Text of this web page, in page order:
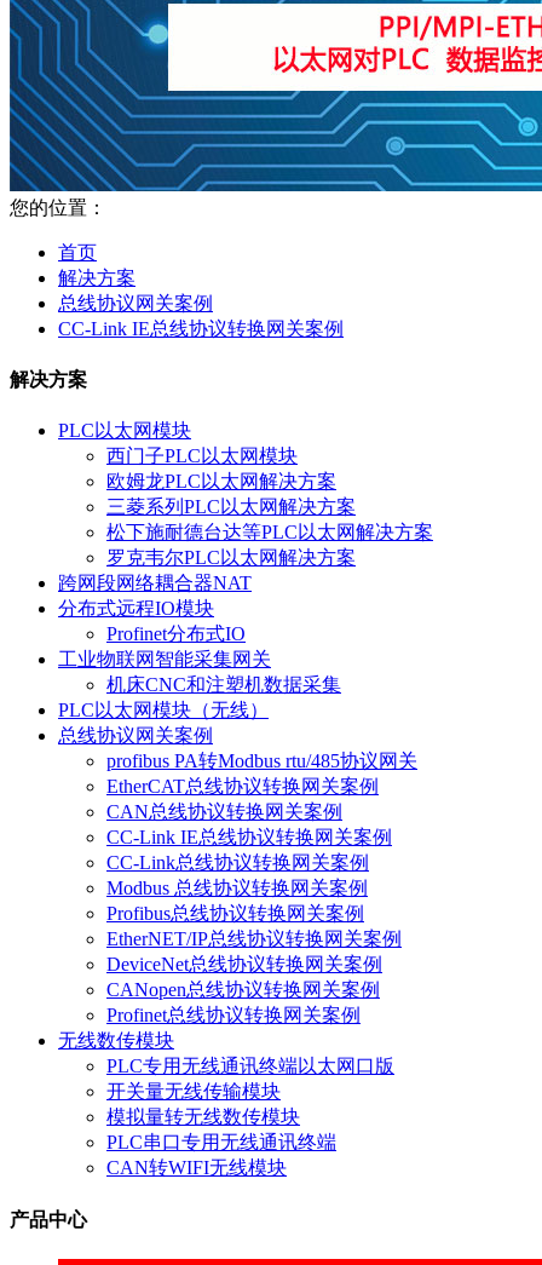
您的位置：
首页
解决方案
总线协议网关案例
CC-Link IE总线协议转换网关案例
解决方案
PLC以太网模块
西门子PLC以太网模块
欧姆龙PLC以太网解决方案
三菱系列PLC以太网解决方案
松下施耐德台达等PLC以太网解决方案
罗克韦尔PLC以太网解决方案
跨网段网络耦合器NAT
分布式远程IO模块
Profinet分布式IO
工业物联网智能采集网关
机床CNC和注塑机数据采集
PLC以太网模块（无线）
总线协议网关案例
profibus PA转Modbus rtu/485协议网关
EtherCAT总线协议转换网关案例
CAN总线协议转换网关案例
CC-Link IE总线协议转换网关案例
CC-Link总线协议转换网关案例
Modbus 总线协议转换网关案例
Profibus总线协议转换网关案例
EtherNET/IP总线协议转换网关案例
DeviceNet总线协议转换网关案例
CANopen总线协议转换网关案例
Profinet总线协议转换网关案例
无线数传模块
PLC专用无线通讯终端以太网口版
开关量无线传输模块
模拟量转无线数传模块
PLC串口专用无线通讯终端
CAN转WIFI无线模块
产品中心